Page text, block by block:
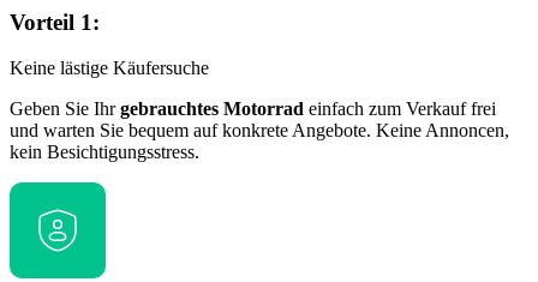
Vorteil 1:
Keine lästige Käufersuche
Geben Sie Ihrgebrauchtes Motorrad einfach zum Verkauf frei
und warten Sie bequem auf konkrete Angebote. Keine Annoncen,
kein Besichtigungsstress.